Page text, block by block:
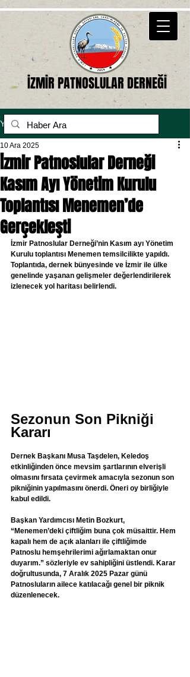
İZMİR PATNOSLULAR DERNEĞİ
Yazı
İzmir Patnoslular Derneği
Kasım Ayı Yönetim Kurulu
Toplantısı Menemen’de
Gerçekleşti
10 Ara 2025
İzmir Patnoslular Derneği’nin Kasım ayı Yönetim
Kurulu toplantısı Menemen temsilcilikte yapıldı.
Toplantıda, dernek bünyesinde ve İzmir ile ülke
genelinde yaşanan gelişmeler değerlendirilerek
izlenecek yol haritası belirlendi.
Sezonun Son Pikniği
Kararı
Dernek Başkanı Musa Taşdelen, Keledoş
etkinliğinden önce mevsim şartlarının elverişli
olmasını fırsata çevirmek amacıyla sezonun son
pikniğinin yapılmasını önerdi. Öneri oy birliğiyle
kabul edildi.
Başkan Yardımcısı Metin Bozkurt,
“Menemen’deki çiftliğim buna çok müsaittir. Hem
kapalı hem de açık alanları ile çiftliğimde
Patnoslu hemşehrilerimi ağırlamaktan onur
duyarım.” sözleriyle ev sahipliğini üstlendi. Karar
doğrultusunda, 7 Aralık 2025 Pazar günü
Patnosluların ailece katılacağı genel bir piknik
düzenlenecek.